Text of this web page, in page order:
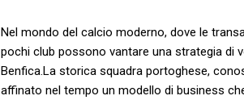
Nel​ mondo del calcio moderno, dove ⁣le
pochi club‌ possono vantare​ una strategia di
Benfica.La⁤ storica squadra ⁤portoghese,
affinato nel tempo un modello di ​business